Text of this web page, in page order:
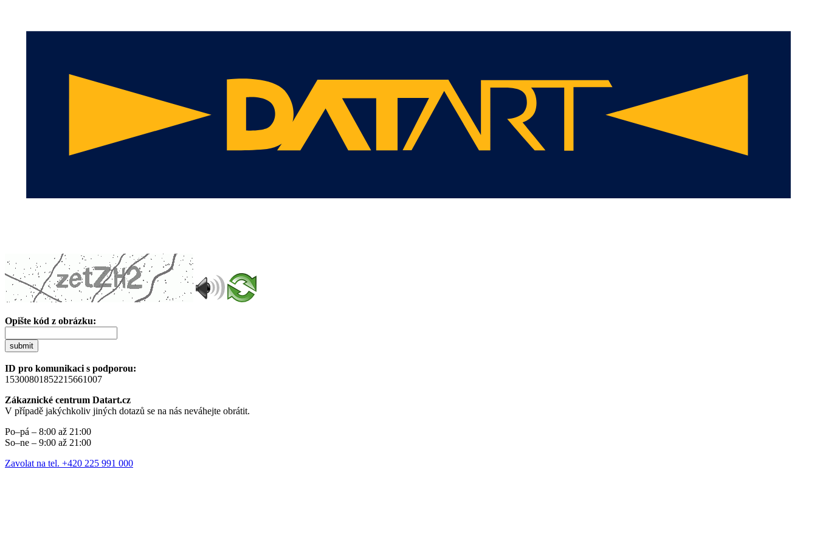
Opište kód z obrázku:
submit
ID pro komunikaci s podporou:
15300801852215661007
Zákaznické centrum Datart.cz
V případě jakýchkoliv jiných dotazů se na nás neváhejte obrátit.
Po–pá – 8:00 až 21:00
So–ne – 9:00 až 21:00
Zavolat na tel. +420 225 991 000